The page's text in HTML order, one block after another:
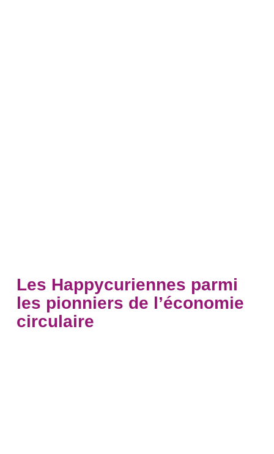
Les Happycuriennes parmi
les pionniers de l’économie
circulaire